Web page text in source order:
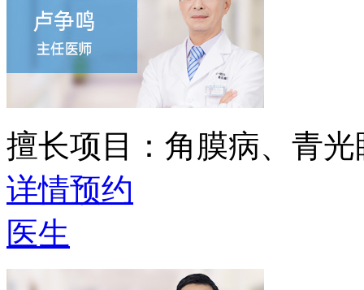
擅长项目： 角膜病、青
详情预约
医生